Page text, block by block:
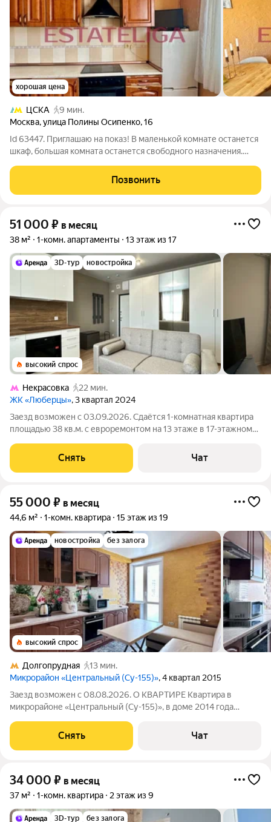
хорошая цена
ЦСКА
9 мин.
Москва,улица Полины Осипенко,16
Id 63447. Приглашаю на показ! В маленькой комнате останется
шкаф, большая комната останется свободного назначения.
квартира с дизайнерским ремонтом в районе Беговой:
комфорт и стиль для жизни
Позвонить
51 000 ₽ в месяц
38 м² 1-комн. апартаменты 13 этаж из 17
3D-тур новостройка
высокий спрос
Некрасовка
22 мин.
ЖК «Люберцы», 3 квартал 2024
Заезд возможен с 03.09.2026. Сдаётся 1-комнатная квартира
площадью 38 кв.м. с евроремонтом на 13 этаже в 17-этажном
Духовой шкаф Стиральная машина Холодильник
Посудомоечная машина
Снять Чат
55 000 ₽ в месяц
44,6 м² 1-комн. квартира 15 этаж из 19
новостройка без залога
высокий спрос
Долгопрудная
13 мин.
Микрорайон «Центральный (Су-155)», 4 квартал 2015
Заезд возможен с 08.08.2026. О КВАРТИРЕ Квартира в
микрорайоне «Центральный (Су-155)», в доме 2014 года
шкаф, вытяжка, мультиварка, микроволновка с кварцевым
грилем и мультиповаром, чайник,
Снять Чат
34 000 ₽ в месяц
37 м² 1-комн. квартира 2 этаж из 9
3D-тур без залога